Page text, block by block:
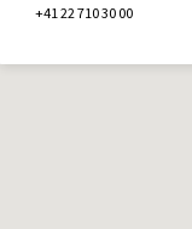
+41 22 710 30 00